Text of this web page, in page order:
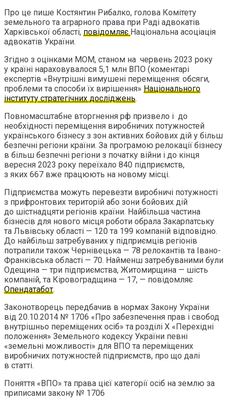
Про це пише Костянтин Рибалко, голова Комітету
земельного та аграрного права при Раді адвокатів
Харківської області, повідомляєНаціональна асоціація
адвокатів України.
Згідно з оцінками МОМ, станом на червень 2023 року
у країні нараховувалося 5,1 млн ВПО (коментарі
експертів «Внутрішні вимушені переміщення: обсяги,
проблеми та способи їх вирішення» Національного
інституту стратегічних досліджень.
Повномасштабне вторгнення рф призвело і до
необхідності переміщення виробничих потужностей
українського бізнесу з зон активних бойових дій у більш
безпечні регіони країни. За програмою релокації бізнесу
в більш безпечні регіони з початку війни і до кінця
вересня 2023 року переїхало 840 підприємств,
з яких 667 вже працюють на новому місці.
Підприємства можуть перевезти виробничі потужності
з прифронтових територій або зони бойових дій
до шістнадцяти регіонів країни. Найбільша частина
бізнесів для нового місця роботи обрала Закарпатську
та Львівську області — 120 та 199 компаній відповідно.
До найбільш затребуваних у підприємців регіонів
потрапили також Чернівецька — 78 релокантів та Івано-
Франківська області — 70. Найменш затребуваними були
Одещина — три підприємства, Житомирщина — шість
компаній, та Кіровоградщина — 17, — повідомляє
Опендатабот.
Законотворець передбачив в нормах Закону України
від 20.10.2014 № 1706 «Про забезпечення прав і свобод
внутрішньо переміщених осіб» та розділі Х «Перехідні
положення» Земельного кодексу України певні
«земельні можливості» для ВПО та переміщених
виробничих потужностей підприємств, про що далі
в статті.
Поняття «ВПО» та права цієї категорії осіб на землю за
приписами закону № 1706